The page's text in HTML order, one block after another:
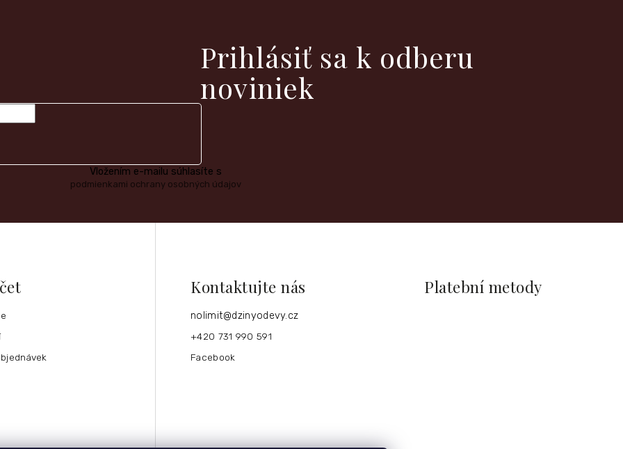
Prihlásiť sa k odberu
noviniek
Vložením e-mailu súhlasíte s
podmienkami ochrany osobných údajov
Kontaktujte nás
nolimit@dzinyodevy.cz
+420 731 990 591
Facebook
Platební metody